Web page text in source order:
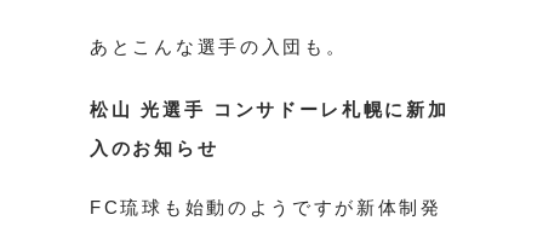
あとこんな選手の入団も。
松山 光選手 コンサドーレ札幌に新加
入のお知らせ
FC琉球も始動のようですが新体制発